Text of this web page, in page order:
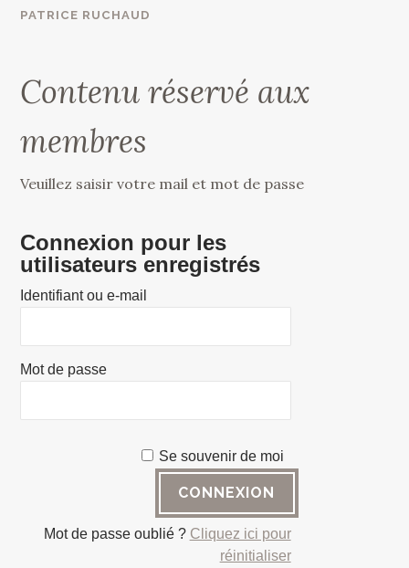
PATRICE RUCHAUD
Contenu réservé aux
membres
Veuillez saisir votre mail et mot de passe
Connexion pour les
utilisateurs enregistrés
Identifiant ou e-mail
Mot de passe
Se souvenir de moi
Mot de passe oublié ? Cliquez ici pour
réinitialiser